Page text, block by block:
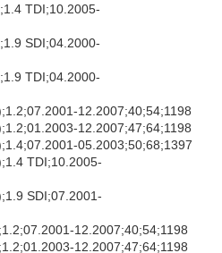
TDI;10.2005-
SDI;04.2000-
TDI;04.2000-
12.2007;40;54;1198
12.2007;47;64;1198
05.2003;50;68;1397
TDI;10.2005-
SDI;07.2001-
12.2007;40;54;1198
12.2007;47;64;1198